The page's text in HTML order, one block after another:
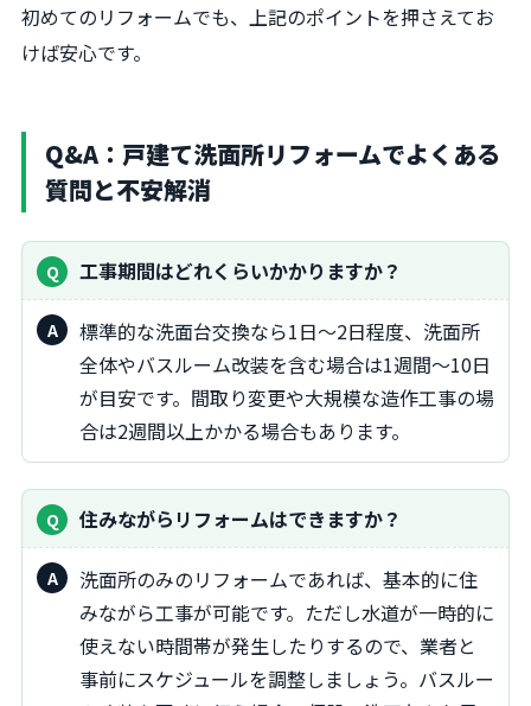
初めてのリフォームでも、上記のポイントを押さえてお
けば安心です。
Q&A：戸建て洗面所リフォームでよくある
質問と不安解消
工事期間はどれくらいかかりますか？
標準的な洗面台交換なら1日～2日程度、洗面所
全体やバスルーム改装を含む場合は1週間～10日
が目安です。間取り変更や大規模な造作工事の場
合は2週間以上かかる場合もあります。
住みながらリフォームはできますか？
洗面所のみのリフォームであれば、基本的に住
みながら工事が可能です。ただし水道が一時的に
使えない時間帯が発生したりするので、業者と
事前にスケジュールを調整しましょう。バスルー